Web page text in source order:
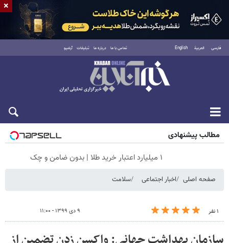
فارسی العربية English تماس با ما درباره ما تبلیغات آرشیو
جمعه ۱۶ مرداد ۱۴۰۵
مطالب پیشنهادی
۱ میلیارد اعتبار خرید طلا | بدون ضامن و چک
صفحه اصلی اخبار اجتماعی سلامت
۱ نفر ۹ دی ۱۳۹۹ - ۱۱:۰۰
×